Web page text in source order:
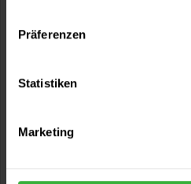
Präferenzen
Statistiken
Marketing
Kostenloser Versand ab 60 EUR